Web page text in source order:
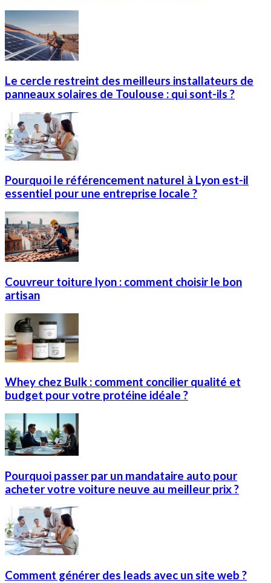
Le cercle restreint des meilleurs installateurs de
panneaux solaires de Toulouse : qui sont-ils ?
Pourquoi le référencement naturel à Lyon est-il
essentiel pour une entreprise locale ?
Couvreur toiture lyon : comment choisir le bon
artisan
Whey chez Bulk : comment concilier qualité et
budget pour votre protéine idéale ?
Pourquoi passer par un mandataire auto pour
acheter votre voiture neuve au meilleur prix ?
Comment générer des leads avec un site web ?